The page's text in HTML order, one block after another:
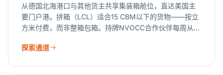
从德国北海港口与其他货主共享集装箱舱位，直达美国主
要门户港。拼箱（LCL）适合15 CBM以下的货物——按立
方米付费，而非整箱包箱。持牌NVOCC合作伙伴每周从汉
运。
探索通道